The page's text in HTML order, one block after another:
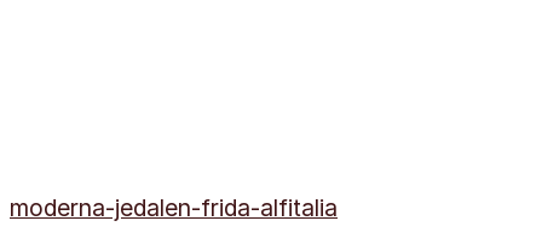
moderna-jedalen-frida-alfitalia